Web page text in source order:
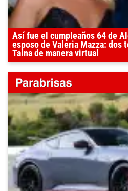
Así fue el cumpleaños 64 de
esposo de Valeria Mazza: dos
Taina de manera virtual